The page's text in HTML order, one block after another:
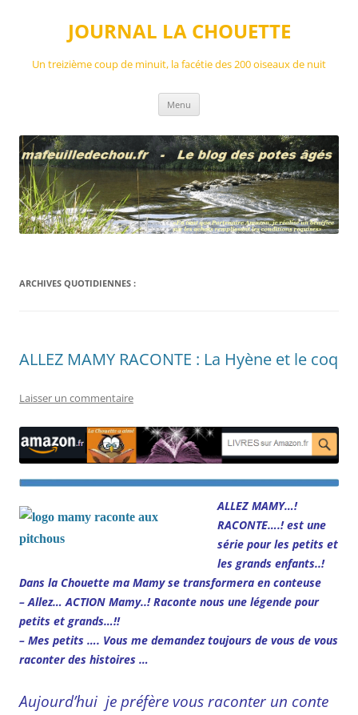
JOURNAL LA CHOUETTE
Un treizième coup de minuit, la facétie des 200 oiseaux de nuit
Menu
ARCHIVES QUOTIDIENNES :
ALLEZ MAMY RACONTE : La Hyène et le coq
Laisser un commentaire
ALLEZ MAMY…!
RACONTE….! est une
série pour les petits et
les grands enfants..!
Dans la Chouette ma Mamy se transformera en conteuse
– Allez… ACTION Mamy..! Raconte nous une légende pour
petits et grands…!!
– Mes petits …. Vous me demandez toujours de vous de vous
raconter des histoires …
Aujourd’hui je préfère vous raconter un conte